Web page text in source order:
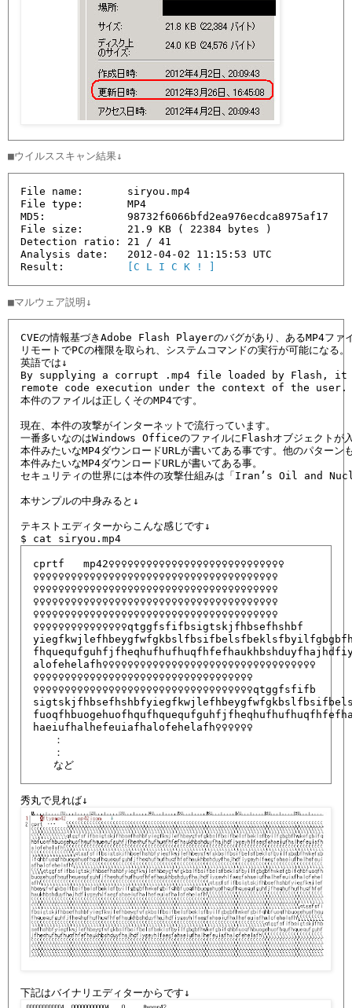
File name:       siryou.mp4
File type:       MP4
MD5:             98732f6066bfd2ea976ecdca8975af17
File size:       21.9 KB ( 22384 bytes )
Detection ratio: 21 / 41
Analysis date:   2012-04-02 11:15:53 UTC
Result:
[C L I C K ! ]
CVEの情報基づきAdobe Flash Playerのバグがあり、あるMP4フ
リモートでPCの権限を取られ、システムコマンドの実行が可能になる。
英語では↓
By supplying a corrupt .mp4 file loaded by
remote code execution under the context of the
本件のファイルは正しくそのMP4です。
現在、本件の攻撃がインターネットで流行っています。
一番多いなのはWindows OfficeのファイルにFlashオブジェクトが
本件みたいなMP4ダウンロードURLが書いてある事です。他のパターン
本件みたいなMP4ダウンロードURLが書いてある事。
セキュリティの世界には本件の攻撃仕組みは「Iran’s Oil and
本サンプルの中身みると↓
テキストエディターからこんな感じです↓
cprtf   mp42♀♀♀♀♀♀♀♀♀♀♀♀♀♀♀♀♀♀♀♀♀♀♀♀♀♀♀♀
♀♀♀♀♀♀♀♀♀♀♀♀♀♀♀♀♀♀♀♀♀♀♀♀♀♀♀♀♀♀♀♀♀♀♀♀♀♀♀
♀♀♀♀♀♀♀♀♀♀♀♀♀♀♀♀♀♀♀♀♀♀♀♀♀♀♀♀♀♀♀♀♀♀♀♀♀♀♀
♀♀♀♀♀♀♀♀♀♀♀♀♀♀♀♀♀♀♀♀♀♀♀♀♀♀♀♀♀♀♀♀♀♀♀♀♀♀♀
♀♀♀♀♀♀♀♀♀♀♀♀♀♀♀♀♀♀♀♀♀♀♀♀♀♀♀♀♀♀♀♀♀♀♀♀♀♀♀
♀♀♀♀♀♀♀♀♀♀♀♀♀♀♀qtggfsfifbsigtskjfhbsefhshbf
alofehelafh♀♀♀♀♀♀♀♀♀♀♀♀♀♀♀♀♀♀♀♀♀♀♀♀♀♀♀♀♀♀♀♀♀♀
♀♀♀♀♀♀♀♀♀♀♀♀♀♀♀♀♀♀♀♀♀♀♀♀♀♀♀♀♀♀♀♀♀♀♀
♀♀♀♀♀♀♀♀♀♀♀♀♀♀♀♀♀♀♀♀♀♀♀♀♀♀♀♀♀♀♀♀♀♀♀qtggfsfifb
haeiufhalhefeuiafhalofehelafh♀♀♀♀♀♀
：
：
など